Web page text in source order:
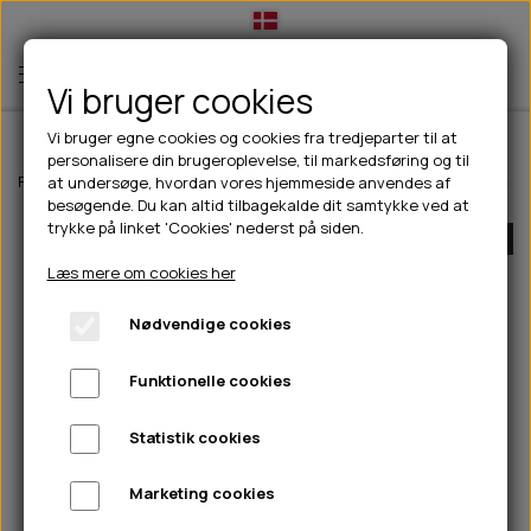
TIL HUND
💧FODER- VANDSKÅLE
CHICOPEE
GODBIDSTASKE
HALSBÅND
🦴 GODBIDDER & SNACKS
🍖 SMAGSVARIANTER
🎾 LEGETØJ
TÆNDER, ØRE, ØJE, POTER & NÆSE
🐾 UDSTYR & KOMFORT
TIL HUNDEEJER
DRIKKEFLASKER/TERMOFLASKER
HUER OG VANTER
PINEWOOD SALES
TIL KAT
TILBUD
NYHEDER
ABONNEMENT
Forside Outdoor Løb/Træning Pinewood Finnveden tights - Dame
Vi bruger cookies
Vi bruger egne cookies og cookies fra tredjeparter til at
personalisere din brugeroplevelse, til markedsføring og til
at undersøge, hvordan vores hjemmeside anvendes af
besøgende. Du kan altid tilbagekalde dit samtykke ved at
trykke på linket 'Cookies' nederst på siden.
Læs mere om cookies her
Nødvendige cookies
Funktionelle cookies
Statistik cookies
Marketing cookies